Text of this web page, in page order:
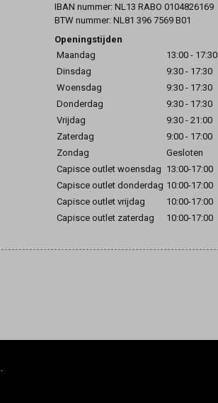
IBAN nummer: NL13 RABO 0104826169
BTW nummer: NL81 396 7569 B01
Openingstijden
Maandag
13:00 - 17:30
Dinsdag
9:30 - 17:30
Woensdag
9:30 - 17:30
Donderdag
9:30 - 17:30
Vrijdag
9:30 - 21:00
Zaterdag
9:00 - 17:00
Zondag
Gesloten
Capisce outlet woensdag 13:00-17:00
Capisce outlet donderdag 10:00-17:00
Capisce outlet vrijdag
10:00-17:00
Capisce outlet zaterdag
10:00-17:00